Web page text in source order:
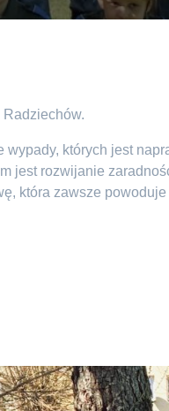
których jest
jest rozwijanie
która zawsze powoduje